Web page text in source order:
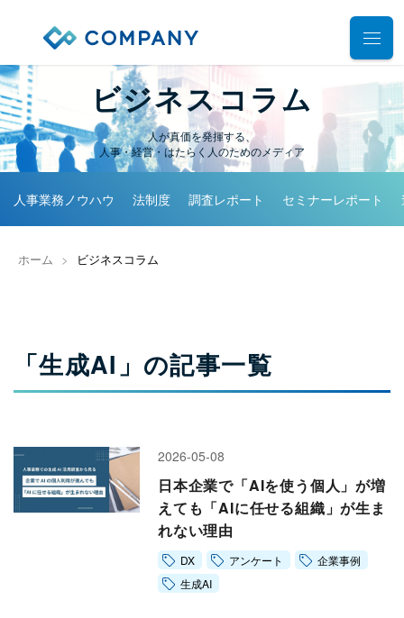
業務別ソリューション
人事管理
給与計算
勤怠管理
雇用手続管理
公共・公益法人向け
サポート
導入・運用サポート
システム選定支援コンサルティングサービス
プロフェッショナルサービス
アウトソーシング（WBS）
導入事例
セミナー
デモ動画
会社情報
企業理念
会社概要
ニュース
受付時間9:30〜18:30（土日祝日を除く）
ビジネスコラム
人が真価を発揮する、
人事・経営・はたらく人のためのメディア
人事業務ノウハウ 法制度 調査レポート セミナーレポート
ホーム ビジネスコラム
「生成AI 」の記事一覧
2026-05-08
日本企業で「AIを使う個人」が増
えても「AIに任せる組織」が生ま
れない理由
DX アンケート
企業事例
生成AI